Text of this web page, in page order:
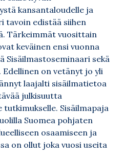
kansantaloudelle ja
tavoin edistää siihen
Tärkeimmät vuosittain
keväinen ensi vuonna
Sisäilmastoseminaari sekä
Edellinen on vetänyt jo yli
laajalti sisäilmatietoa
julkisuutta
Sisäilmapaja
Suomea pohjaten
osaamiseen ja
on ollut joka vuosi useita